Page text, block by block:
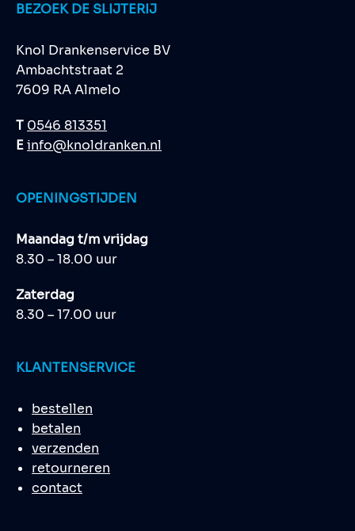
BEZOEK DE SLIJTERIJ
Knol Drankenservice BV
Ambachtstraat 2
7609 RA Almelo
T 0546 813351
Einfo@knoldranken.nl
OPENINGSTIJDEN
Maandag t/m vrijdag
8.30 – 18.00 uur
Zaterdag
8.30 – 17.00 uur
KLANTENSERVICE
bestellen
betalen
verzenden
retourneren
contact